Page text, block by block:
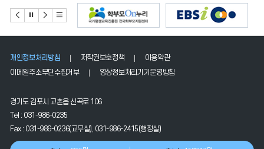
개인정보처리방침 저작권보호정책
이용약관
이메일주소무단수집거부
영상정보처리기기운영방침
경기도 김포시 고촌읍 신곡로 106
Tel : 031-986-0235
Fax : 031-986-0236(교무실), 031-986-2415(행정실)